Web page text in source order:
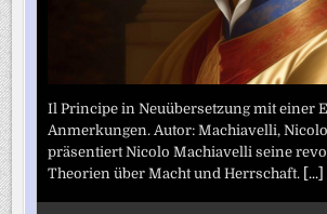
Il Principe in Neuübersetzung mit einer
Anmerkungen. Autor: Machiavelli,
präsentiert Nicolo Machiavelli seine
Theorien über Macht und Herrschaft. [...]